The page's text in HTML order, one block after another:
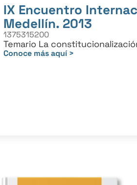
IX Encuentro
Medellín. 2013
1375315200
Temario La
Conoce más aquí >